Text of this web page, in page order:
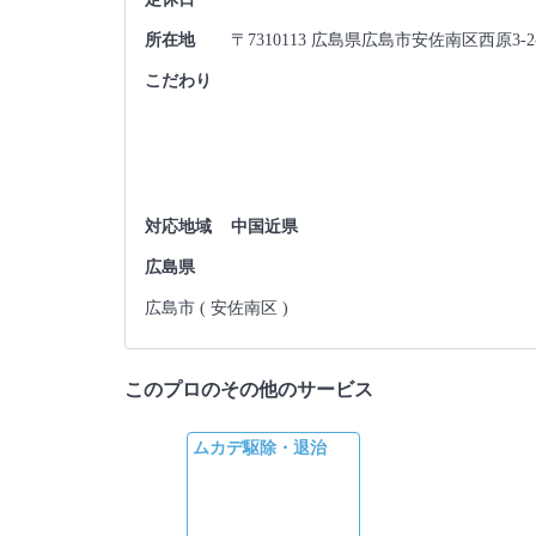
所在地 〒7310113 広島県広島市安佐南区西原3-
こだわり
対応地域 中国近県
広島県
広島市 ( 安佐南区 )
このプロのその他のサービス
ムカデ駆除・退治